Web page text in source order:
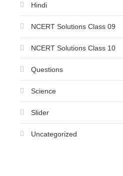
Hindi
NCERT Solutions Class 09
NCERT Solutions Class 10
Questions
Science
Slider
Uncategorized